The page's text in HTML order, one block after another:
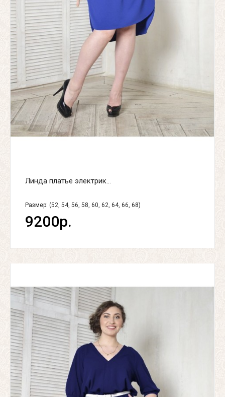
Линда платье электрик...
Размер: (52, 54, 56, 58, 60, 62, 64, 66, 68)
9200р.